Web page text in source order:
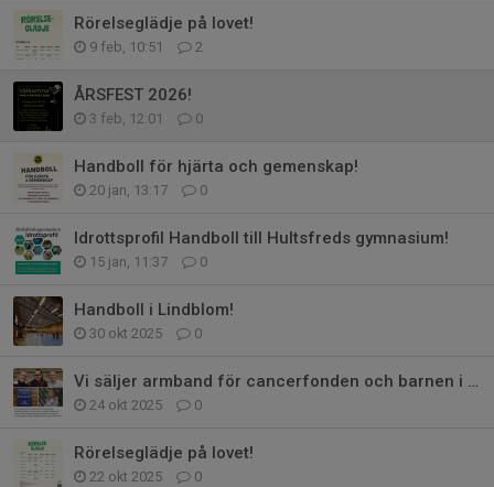
Rörelseglädje på lovet!
9 feb, 10:51 2
ÅRSFEST 2026!
3 feb, 12:01 0
Handboll för hjärta och gemenskap!
20 jan, 13:17 0
Idrottsprofil Handboll till Hultsfreds gymnasium!
15 jan, 11:37 0
Handboll i Lindblom!
30 okt 2025 0
Vi säljer armband för cancerfonden och barnen i Hultsfred!
24 okt 2025 0
Rörelseglädje på lovet!
22 okt 2025 0